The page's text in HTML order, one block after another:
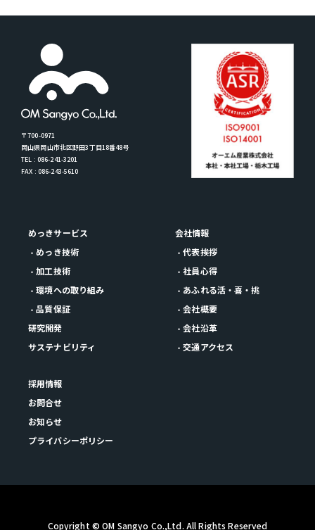
〒700-0971
岡山県岡山市北区野田3丁目18番48号
TEL : 086-241-3201
FAX : 086-243-5610
めっきサービス
- めっき技術
- 加工技術
- 環境への取り組み
- 品質保証
研究開発
サステナビリティ
会社情報
- 代表挨拶
- 社員心得
- あふれる活・喜・挑
- 会社概要
- 会社沿革
- 交通アクセス
採用情報
お問合せ
お知らせ
プライバシーポリシー
Copyright © OM Sangyo Co.,Ltd. All Rights Reserved